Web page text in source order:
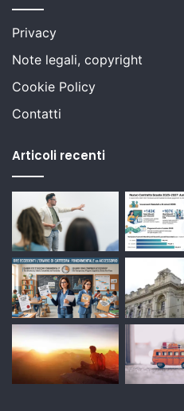
Privacy
Note legali, copyright
Cookie Policy
Contatti
Articoli recenti